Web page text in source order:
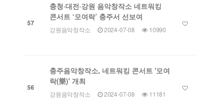
57
충청·대전·강원 음악창작소 네트워킹
콘서트 ‘모여락’ 충주서 선보여
강원음악창작소 2024-07-08 10990
56
충주음악창작소, 네트워킹 콘서트 '모여
락(樂)' 개최
강원음악창작소 2024-07-08 11181